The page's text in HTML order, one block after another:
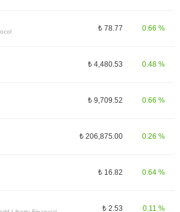
₺ 78.77 0.66 %
₺ 4,480.53 0.48 %
₺ 9,709.52 0.66 %
₺ 206,875.00 0.26 %
₺ 16.82 0.64 %
₺ 2.53 0.11 %